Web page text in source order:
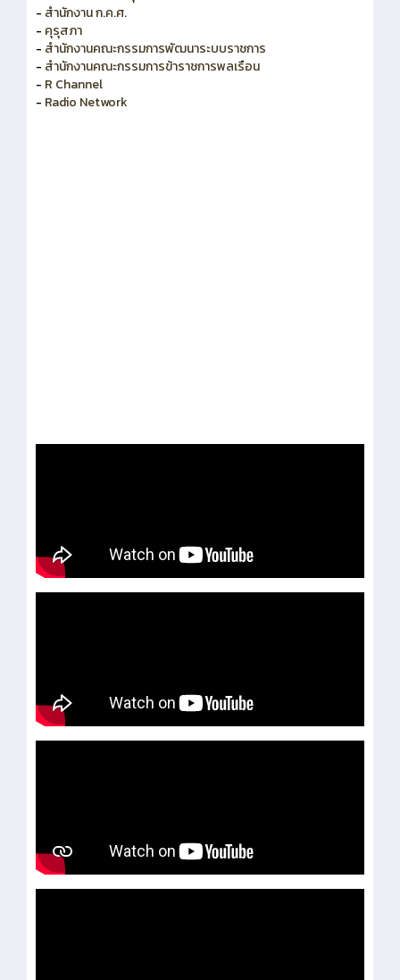
- สำนักงาน ก.ค.ศ.
- คุรุสภา
- สำนักงานคณะกรรมการพัฒนาระบบราชการ
- สำนักงานคณะกรรมการข้าราชการพลเรือน
- R Channel
- Radio Network